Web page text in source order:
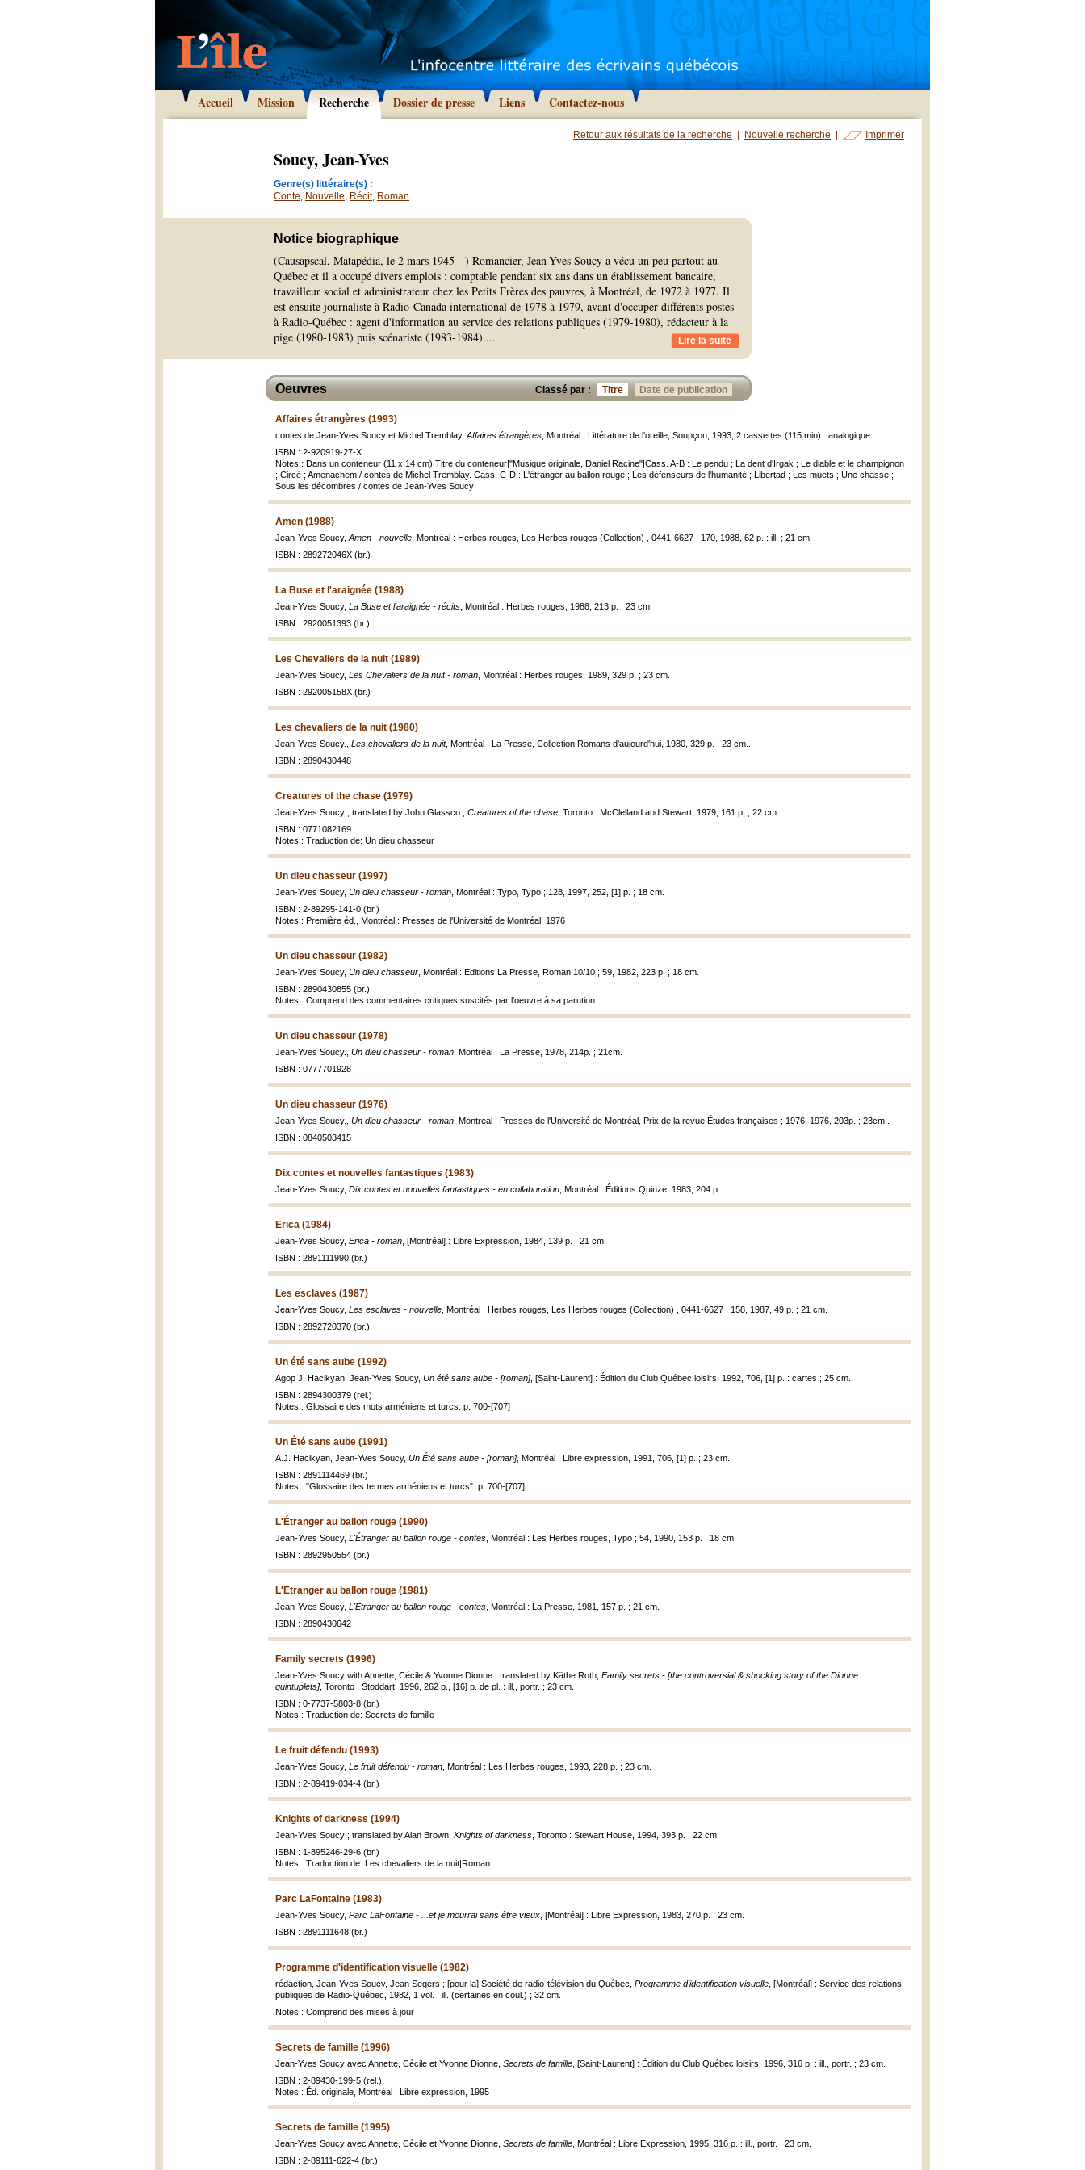
Accueil Mission Recherche Dossier de presse Liens Contactez-nous
Retour aux résultats de la recherche Nouvelle recherche Imprimer
Soucy, Jean-Yves
Genre(s) littéraire(s) :
Conte, Nouvelle, Récit, Roman
Notice biographique
(Causapscal, Matapédia, le 2 mars 1945 - ) Romancier, Jean-Yves Soucy a vécu un peu partout au
Québec et il a occupé divers emplois : comptable pendant six ans dans un établissement bancaire,
travailleur social et administrateur chez les Petits Frères des pauvres, à Montréal, de 1972 à 1977. Il
est ensuite journaliste à Radio-Canada international de 1978 à 1979, avant d'occuper différents postes
à Radio-Québec : agent d'information au service des relations publiques (1979-1980), rédacteur à la
pige (1980-1983) puis scénariste (1983-1984).... Lire la suite
Classé par : Titre Date de publication
Oeuvres
Affaires étrangères (1993)
contes de Jean-Yves Soucy et Michel Tremblay, Affaires étrangères , Montréal : Littérature de l'oreille, Soupçon, 1993, 2 cassettes (115 min) : analogique.
ISBN : 2-920919-27-X
Notes : Dans un conteneur (11 x 14 cm)|Titre du conteneur|"Musique originale, Daniel Racine"|Cass. A-B : Le pendu ; La dent d'Irgak ; Le diable et le champignon
; Circé ; Amenachem / contes de Michel Tremblay. Cass. C-D : L'étranger au ballon rouge ; Les défenseurs de l'humanité ; Libertad ; Les muets ; Une chasse ;
Sous les décombres / contes de Jean-Yves Soucy
Amen (1988)
Jean-Yves Soucy, Amen - nouvelle , Montréal : Herbes rouges, Les Herbes rouges (Collection) , 0441-6627 ; 170, 1988, 62 p. : ill. ; 21 cm.
ISBN : 289272046X (br.)
La Buse et l'araignée (1988)
Jean-Yves Soucy, La Buse et l'araignée - récits , Montréal : Herbes rouges, 1988, 213 p. ; 23 cm.
ISBN : 2920051393 (br.)
Les Chevaliers de la nuit (1989)
Jean-Yves Soucy, Les Chevaliers de la nuit - roman , Montréal : Herbes rouges, 1989, 329 p. ; 23 cm.
ISBN : 292005158X (br.)
Les chevaliers de la nuit (1980)
Jean-Yves Soucy., Les chevaliers de la nuit, Montréal : La Presse, Collection Romans d'aujourd'hui, 1980, 329 p. ; 23 cm..
ISBN : 2890430448
Creatures of the chase (1979)
Jean-Yves Soucy ; translated by John Glassco., Creatures of the chase , Toronto : McClelland and Stewart, 1979, 161 p. ; 22 cm.
ISBN : 0771082169
Notes : Traduction de: Un dieu chasseur
Un dieu chasseur (1997)
Jean-Yves Soucy, Un dieu chasseur - roman , Montréal : Typo, Typo ; 128, 1997, 252, [1] p. ; 18 cm.
ISBN : 2-89295-141-0 (br.)
Notes : Première éd., Montréal : Presses de l'Université de Montréal, 1976
Un dieu chasseur (1982)
Jean-Yves Soucy, Un dieu chasseur , Montréal : Editions La Presse, Roman 10/10 ; 59, 1982, 223 p. ; 18 cm.
ISBN : 2890430855 (br.)
Notes : Comprend des commentaires critiques suscités par l'oeuvre à sa parution
Un dieu chasseur (1978)
Jean-Yves Soucy., Un dieu chasseur - roman , Montréal : La Presse, 1978, 214p. ; 21cm.
ISBN : 0777701928
Un dieu chasseur (1976)
Jean-Yves Soucy., Un dieu chasseur - roman , Montreal : Presses de l'Université de Montréal, Prix de la revue Études françaises ; 1976, 1976, 203p. ; 23cm..
ISBN : 0840503415
Dix contes et nouvelles fantastiques (1983)
Jean-Yves Soucy, Dix contes et nouvelles fantastiques - en collaboration , Montréal : Éditions Quinze, 1983, 204 p..
Erica (1984)
Jean-Yves Soucy, Erica - roman , [Montréal] : Libre Expression, 1984, 139 p. ; 21 cm.
ISBN : 2891111990 (br.)
Les esclaves (1987)
Jean-Yves Soucy, Les esclaves - nouvelle , Montréal : Herbes rouges, Les Herbes rouges (Collection) , 0441-6627 ; 158, 1987, 49 p. ; 21 cm.
ISBN : 2892720370 (br.)
Un été sans aube (1992)
Agop J. Hacikyan, Jean-Yves Soucy, Un été sans aube - [roman], [Saint-Laurent] : Édition du Club Québec loisirs, 1992, 706, [1] p. : cartes ; 25 cm.
ISBN : 2894300379 (rel.)
Notes : Glossaire des mots arméniens et turcs: p. 700-[707]
Un Été sans aube (1991)
A.J. Hacikyan, Jean-Yves Soucy, Un Été sans aube - [roman], Montréal : Libre expression, 1991, 706, [1] p. ; 23 cm.
ISBN : 2891114469 (br.)
Notes : "Glossaire des termes arméniens et turcs": p. 700-[707]
L'Étranger au ballon rouge (1990)
Jean-Yves Soucy, L'Étranger au ballon rouge - contes , Montréal : Les Herbes rouges, Typo ; 54, 1990, 153 p. ; 18 cm.
ISBN : 2892950554 (br.)
L'Etranger au ballon rouge (1981)
Jean-Yves Soucy, L'Etranger au ballon rouge - contes , Montréal : La Presse, 1981, 157 p. ; 21 cm.
ISBN : 2890430642
Family secrets (1996)
Jean-Yves Soucy with Annette, Cécile & Yvonne Dionne ; translated by Käthe Roth, Family secrets - [the controversial & shocking story of the Dionne
quintuplets], Toronto : Stoddart, 1996, 262 p., [16] p. de pl. : ill., portr. ; 23 cm.
ISBN : 0-7737-5803-8 (br.)
Notes : Traduction de: Secrets de famille
Le fruit défendu (1993)
Jean-Yves Soucy, Le fruit défendu - roman , Montréal : Les Herbes rouges, 1993, 228 p. ; 23 cm.
ISBN : 2-89419-034-4 (br.)
Knights of darkness (1994)
Jean-Yves Soucy ; translated by Alan Brown, Knights of darkness , Toronto : Stewart House, 1994, 393 p. ; 22 cm.
ISBN : 1-895246-29-6 (br.)
Notes : Traduction de: Les chevaliers de la nuit|Roman
Parc LaFontaine (1983)
Jean-Yves Soucy, Parc LaFontaine - ...et je mourrai sans être vieux , [Montréal] : Libre Expression, 1983, 270 p. ; 23 cm.
ISBN : 2891111648 (br.)
Programme d'identification visuelle (1982)
rédaction, Jean-Yves Soucy, Jean Segers ; [pour la] Société de radio-télévision du Québec, Programme d'identification visuelle , [Montréal] : Service des relations
publiques de Radio-Québec, 1982, 1 vol. : ill. (certaines en coul.) ; 32 cm.
Notes : Comprend des mises à jour
Secrets de famille (1996)
Jean-Yves Soucy avec Annette, Cécile et Yvonne Dionne, Secrets de famille , [Saint-Laurent] : Édition du Club Québec loisirs, 1996, 316 p. : ill., portr. ; 23 cm.
ISBN : 2-89430-199-5 (rel.)
Notes : Éd. originale, Montréal : Libre expression, 1995
Secrets de famille (1995)
Jean-Yves Soucy avec Annette, Cécile et Yvonne Dionne, Secrets de famille , Montréal : Libre Expression, 1995, 316 p. : ill., portr. ; 23 cm.
ISBN : 2-89111-622-4 (br.)